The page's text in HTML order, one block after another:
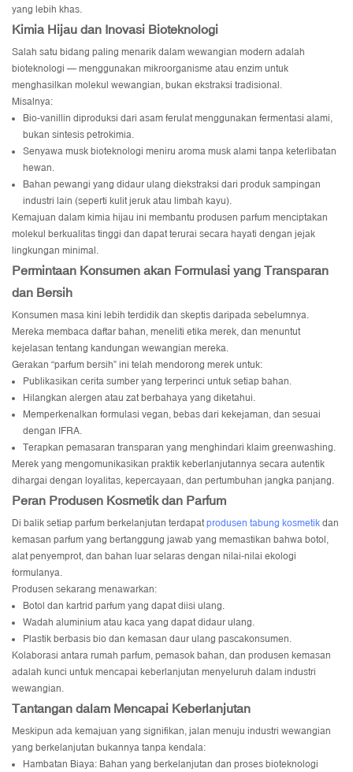
yang lebih khas.
Kimia Hijau dan Inovasi Bioteknologi
Salah satu bidang paling menarik dalam wewangian modern adalah
bioteknologi — menggunakan mikroorganisme atau enzim untuk
menghasilkan molekul wewangian, bukan ekstraksi tradisional.
Misalnya:
Bio-vanillin diproduksi dari asam ferulat menggunakan fermentasi alami,
bukan sintesis petrokimia.
Senyawa musk bioteknologi meniru aroma musk alami tanpa keterlibatan
hewan.
Bahan pewangi yang didaur ulang diekstraksi dari produk sampingan
industri lain (seperti kulit jeruk atau limbah kayu).
Kemajuan dalam kimia hijau ini membantu produsen parfum menciptakan
molekul berkualitas tinggi dan dapat terurai secara hayati dengan jejak
lingkungan minimal.
Permintaan Konsumen akan Formulasi yang Transparan
dan Bersih
Konsumen masa kini lebih terdidik dan skeptis daripada sebelumnya.
Mereka membaca daftar bahan, meneliti etika merek, dan menuntut
kejelasan tentang kandungan wewangian mereka.
Gerakan “parfum bersih” ini telah mendorong merek untuk:
Publikasikan cerita sumber yang terperinci untuk setiap bahan.
Hilangkan alergen atau zat berbahaya yang diketahui.
Memperkenalkan formulasi vegan, bebas dari kekejaman, dan sesuai
dengan IFRA.
Terapkan pemasaran transparan yang menghindari klaim greenwashing.
Merek yang mengomunikasikan praktik keberlanjutannya secara autentik
dihargai dengan loyalitas, kepercayaan, dan pertumbuhan jangka panjang.
Peran Produsen Kosmetik dan Parfum
Di balik setiap parfum berkelanjutan terdapat produsen tabung kosmetik dan
kemasan parfum yang bertanggung jawab yang memastikan bahwa botol,
alat penyemprot, dan bahan luar selaras dengan nilai-nilai ekologi
formulanya.
Produsen sekarang menawarkan:
Botol dan kartrid parfum yang dapat diisi ulang.
Wadah aluminium atau kaca yang dapat didaur ulang.
Plastik berbasis bio dan kemasan daur ulang pascakonsumen.
Kolaborasi antara rumah parfum, pemasok bahan, dan produsen kemasan
adalah kunci untuk mencapai keberlanjutan menyeluruh dalam industri
wewangian.
Tantangan dalam Mencapai Keberlanjutan
Meskipun ada kemajuan yang signifikan, jalan menuju industri wewangian
yang berkelanjutan bukannya tanpa kendala:
Hambatan Biaya: Bahan yang berkelanjutan dan proses bioteknologi